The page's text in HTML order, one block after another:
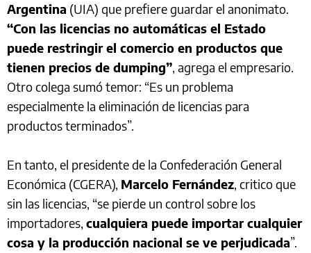
Argentina (UIA) que prefiere guardar el anonimato.
“Con las licencias no automáticas el Estado
puede restringir el comercio en productos que
tienen precios de dumping”, agrega el empresario.
Otro colega sumó temor: “Es un problema
especialmente la eliminación de licencias para
productos terminados”.
En tanto, el presidente de la Confederación General
Económica (CGERA), Marcelo Fernández, critico que
sin las licencias, “se pierde un control sobre los
importadores, cualquiera puede importar cualquier
cosa y la producción nacional se ve perjudicada”.